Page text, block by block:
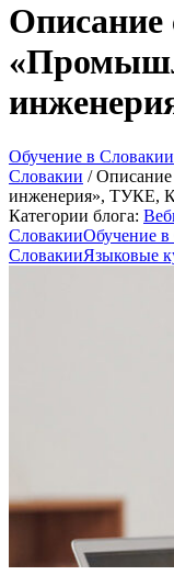
Описание
Обучение в Словакии
Словакии /
инженерия», ТУКЕ,
Категории блога:
СловакииОбучение
СловакииЯзыковые